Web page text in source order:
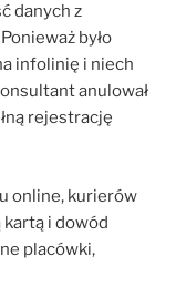
danych z
było
infolinię i niech
anulował
rejestrację
online, kurierów
i dowód
placówki,